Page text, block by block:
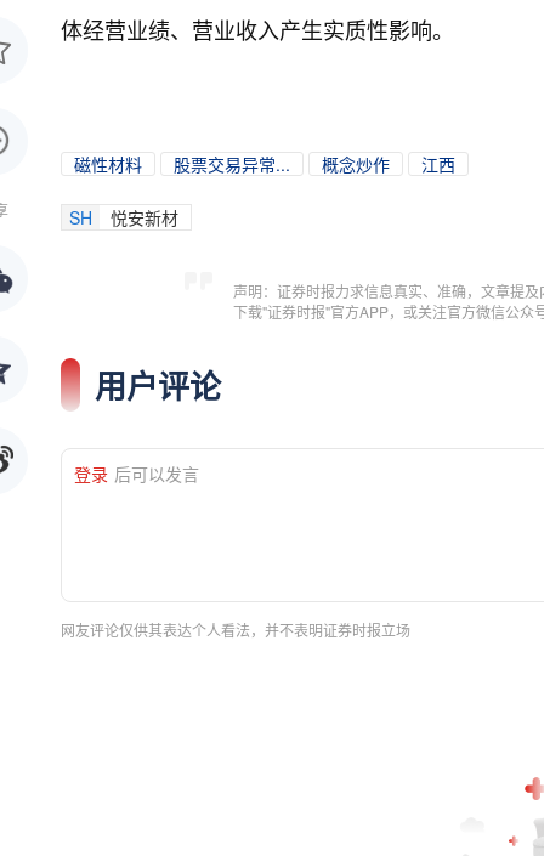
体经营业绩、营业收入产生实质性影响。
磁性材料 股票交易异常... 概念炒作 江西
SH 悦安新材
声明：证券时报力求信息真实、准确，文章提
下载"证券时报"官方APP，或关注官方微信公
用户评论
登录 后可以发言
网友评论仅供其表达个人看法，并不表明证券时报立场